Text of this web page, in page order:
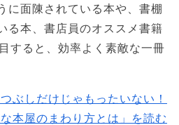
に面陳されている本や、書棚
る本、書店員のオススメ書籍
すると、効率よく素敵な一冊
ぶしだけじゃもったいない！
な本屋のまわり方とは」を読む